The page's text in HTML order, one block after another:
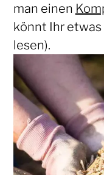
man einen
könnt Ihr etwas
lesen).